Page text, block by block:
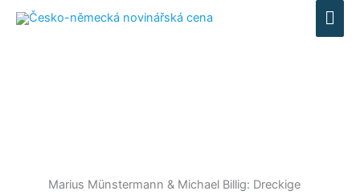
Marius Münstermann & Michael Billig: Dreckige